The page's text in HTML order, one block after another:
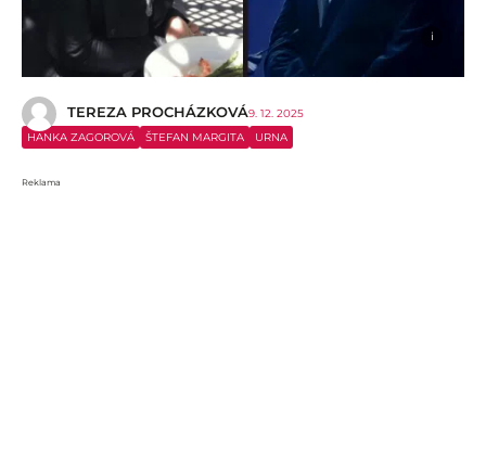
i
TEREZA PROCHÁZKOVÁ9. 12. 2025
HANKA ZAGOROVÁ
ŠTEFAN MARGITA URNA
Reklama